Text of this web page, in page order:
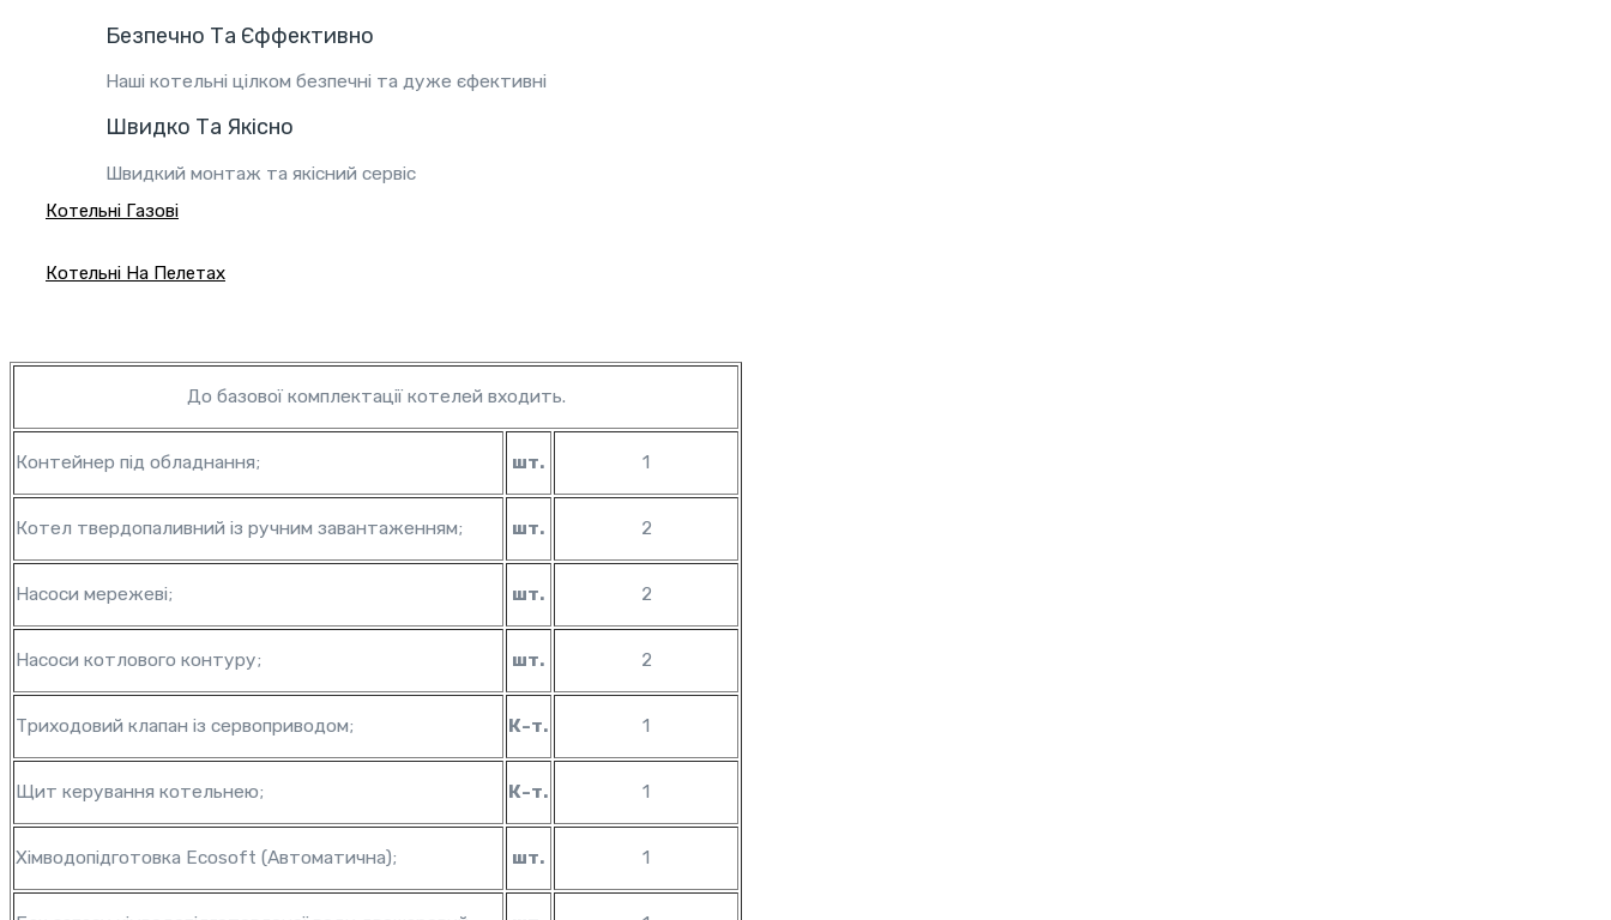
Безпечно Та Єффективно
Наші котельні цілком безпечні та дуже єфективні
Швидко Та Якісно
Швидкий монтаж та якісний сервіс
Котельні Газові
Котельні На Пелетах
До базової комплектації котелей входить.
Контейнер під обладнання; шт. 1
Котел твердопаливний із ручним завантаженням; шт. 2
Насоси мережеві; шт. 2
Насоси котлового контуру; шт. 2
Триходовий клапан із сервоприводом; К-т. 1
Щит керування котельнею; К-т. 1
Хімводопідготовка Ecosoft (Автоматична); шт. 1